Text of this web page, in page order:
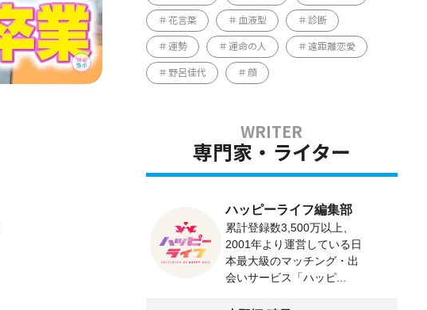
花言葉 血液型 診断
運勢 運命の人 遠距離恋愛
野呂佳代 顔
専門家・ライター
ハッピーライフ編集部
累計登録数3,500万以上、
2001年より運営している日
本最大級のマッチング・出
会いサービス「ハッピ...